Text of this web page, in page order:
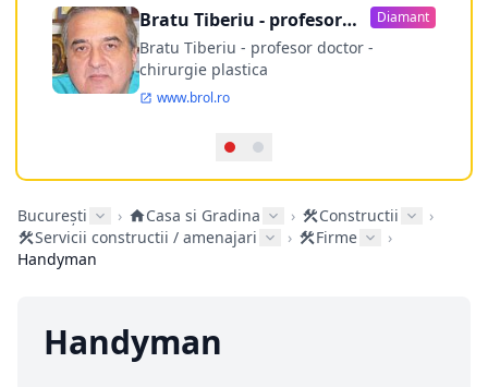
Bratu Tiberiu - profesor
doctor
Diamant
Bratu Tiberiu - profesor doctor -
chirurgie plastica
www.brol.ro
București › Casa si Gradina › Constructii
›
Servicii constructii / amenajari
› Firme
›
Handyman
Handyman